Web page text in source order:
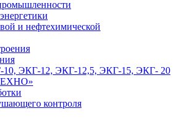
и нефтехимической
10, ЭКГ-12, ЭКГ-12,5, ЭКГ-15, ЭКГ- 20
контроля